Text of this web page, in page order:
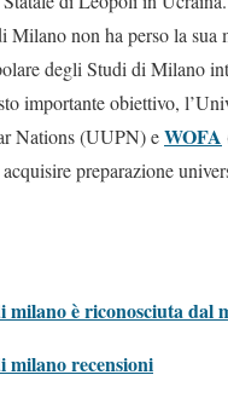
Milano non ha perso la
degli Studi di Milano
importante obiettivo,
Nations (UUPN) eWOFA
preparazione
milano è riconosciuta dal
milano recensioni